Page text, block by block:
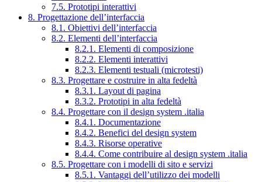
7.5. Prototipi interattivi
8. Progettazione dell’interfaccia
8.1. Obiettivi dell’interfaccia
8.2. Elementi dell’interfaccia
8.2.1. Elementi di composizione
8.2.2. Elementi interattivi
8.2.3. Elementi testuali (microtesti)
8.3. Progettare e costruire in alta fedeltà
8.3.1. Layout di pagina
8.3.2. Prototipi in alta fedeltà
8.4. Progettare con il design system .italia
8.4.1. Documentazione
8.4.2. Benefici del design system
8.4.3. Risorse operative
8.4.4. Come contribuire al design system .italia
8.5. Progettare con i modelli di sito e servizi
8.5.1. Vantaggi dell’utilizzo dei modelli